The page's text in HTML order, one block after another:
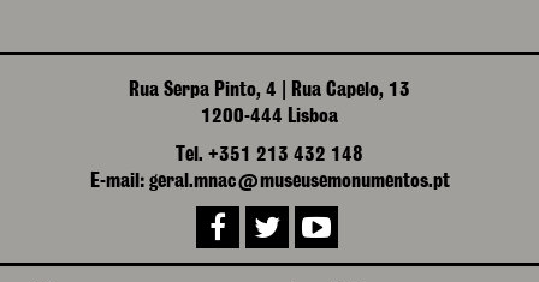
Rua Serpa Pinto, 4 | Rua Capelo, 13
1200-444 Lisboa
Tel. +351 213 432 148
E-mail: geral.mnac@museusemonumentos.pt